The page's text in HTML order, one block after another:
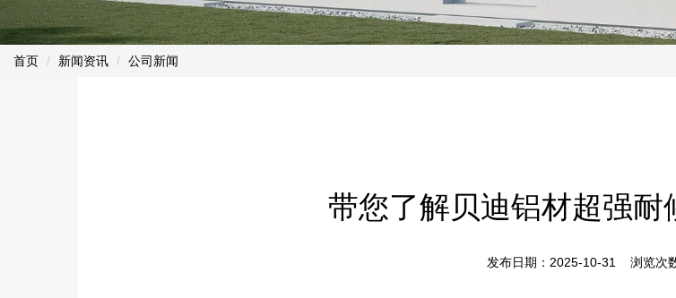
首页 新闻资讯 公司新闻
带您了解贝迪铝材超强耐
发布日期：2025-10-31 浏览次